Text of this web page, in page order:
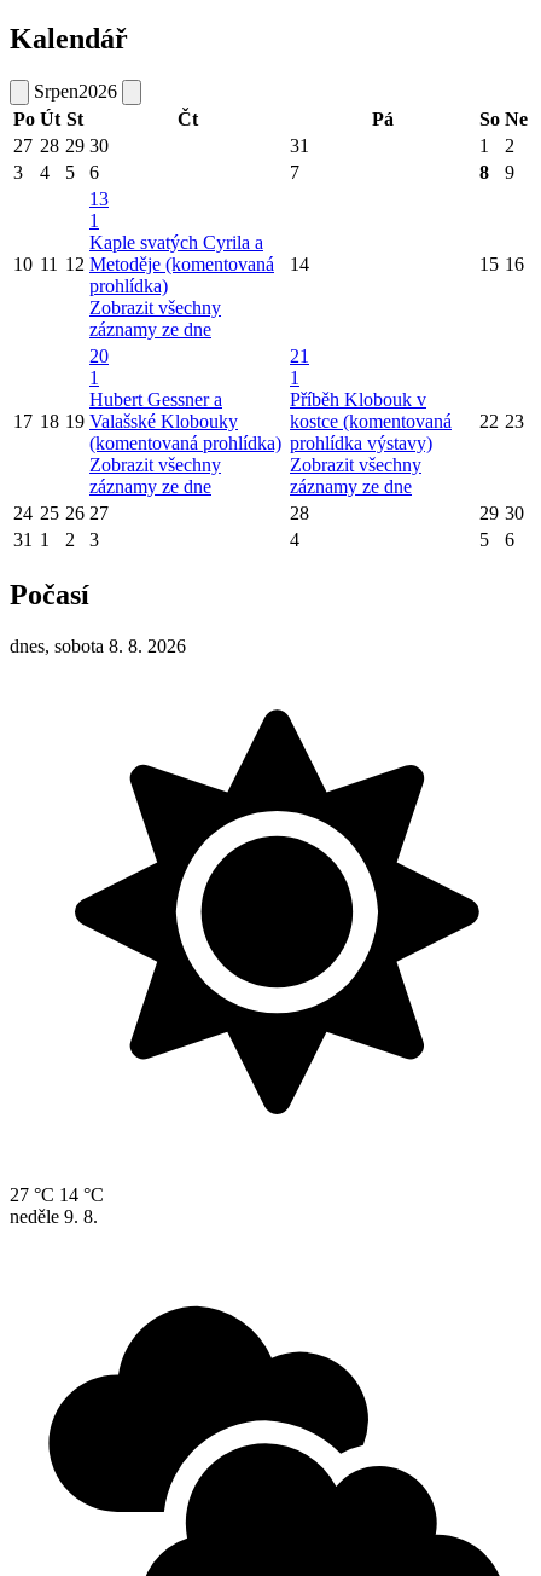
Kalendář
Srpen2026
Po Út St Čt Pá So Ne
27 28 29 30 31 1
2
3
4 5 6 7 8 9
10 11 12
13
1
Kaple svatých Cyrila a
Metoděje (komentovaná
prohlídka)
Zobrazit všechny
záznamy ze dne
14 15 16
17 18 19
20
1
Hubert Gessner a
Valašské Klobouky
(komentovaná prohlídka)
Zobrazit všechny
záznamy ze dne
21
1
Příběh Klobouk v
kostce (komentovaná
prohlídka výstavy)
Zobrazit všechny
záznamy ze dne
22 23
24 25 26 27 28 29 30
31 1 2 3 4 5 6
Počasí
dnes, sobota 8. 8. 2026
27 °C 14 °C
neděle 9. 8.